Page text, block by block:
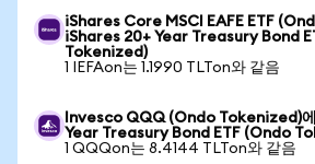
iShares Core MSCI EAFE ETF
iShares 20+ Year Treasury Bond
Tokenized)
1 IEFAon는 1.1990 TLTon와 같음
Invesco QQQ (Ondo Tokenized)
Year Treasury Bond ETF (Ondo
1 QQQon는 8.4144 TLTon와 같음